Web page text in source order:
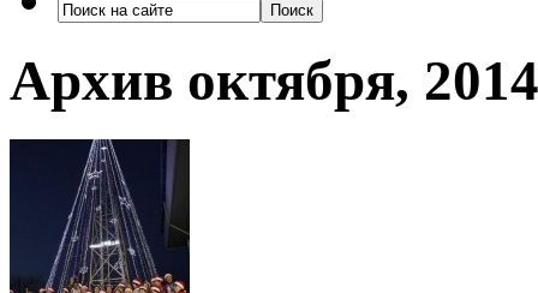
Архив октября, 2014